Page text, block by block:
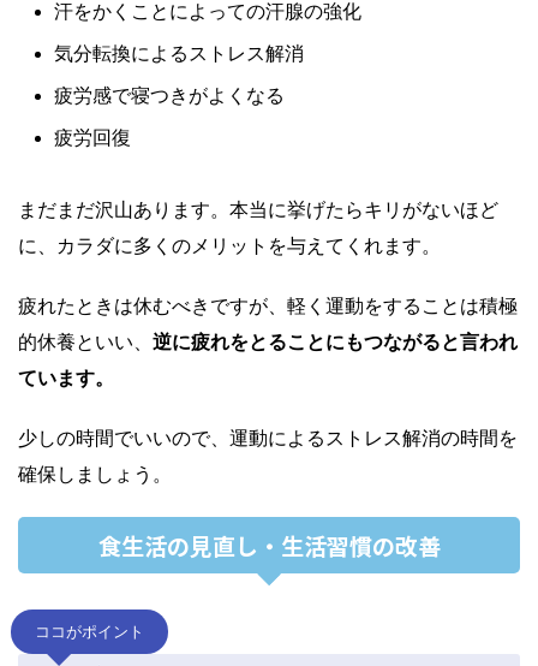
汗をかくことによっての汗腺の強化
気分転換によるストレス解消
疲労感で寝つきがよくなる
疲労回復
まだまだ沢山あります。本当に挙げたらキリがないほど
に、カラダに多くのメリットを与えてくれます。
疲れたときは休むべきですが、軽く運動をすることは積極
的休養といい、 逆に疲れをとることにもつながると言われ
ています。
少しの時間でいいので、運動によるストレス解消の時間を
確保しましょう。
食生活の見直し・生活習慣の改善
ココがポイント